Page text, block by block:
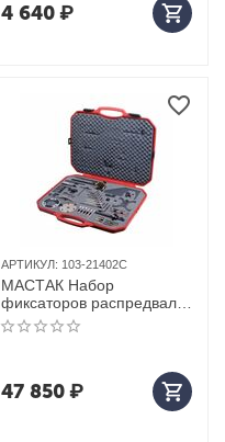
4 640₽
АРТИКУЛ: 103-21402C
МАСТАК Набор
фиксаторов распредвала
/ коленвала, FORD, кейс,
38 предметов
47 850₽